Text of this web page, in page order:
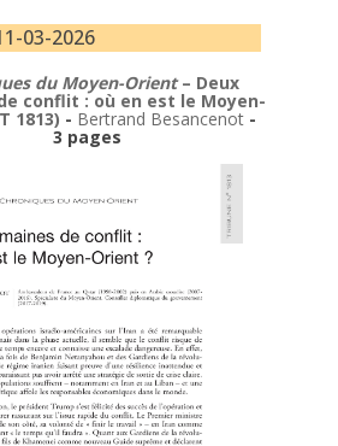
03-2026
du Moyen-Orient– Deux
conflit : où en est le Moyen-
1813) - Bertrand Besancenot-
3 pages